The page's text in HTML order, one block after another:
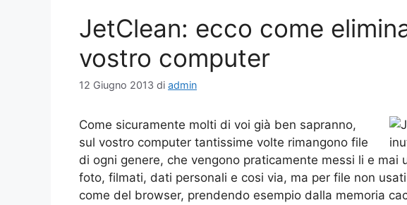
JetClean: ecco come
vostro computer
12 Giugno 2013 di admin
Come sicuramente molti di voi già ben sapranno,
sul vostro computer tantissime volte rimangono file
di ogni genere, che vengono praticamente messi li e mai
foto, filmati, dati personali e cosi via, ma per file non
come del browser, prendendo esempio dalla memoria